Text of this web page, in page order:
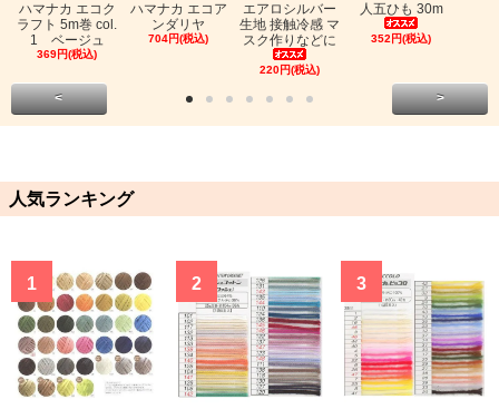
ハマナカ エコク
ラフト 5m巻 col.
1 ベージュ
369円(税込)
ハマナカ エコア
ンダリヤ
704円(税込)
エアロシルバー
生地 接触冷感 マ
スク作りなどに
220円(税込)
人五ひも 30m
352円(税込)
< >
人気ランキング
1 2 3